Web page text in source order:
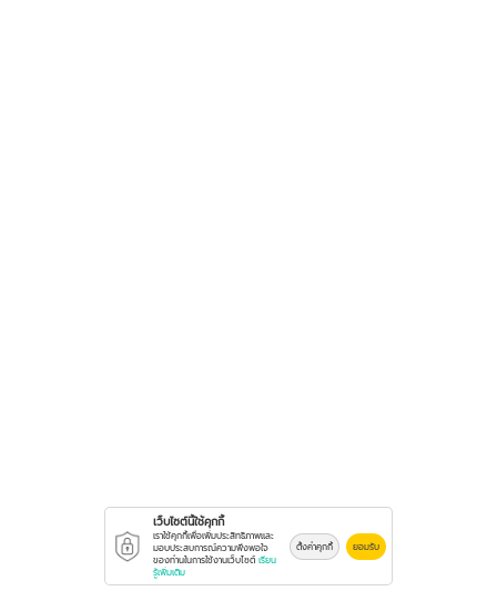
เว็บไซต์นี้ใช้คุกกี้
เราใช้คุกกี้เพื่อเพิ่มประสิทธิภาพและ
มอบประสบการณ์ความพึงพอใจ
ของท่านในการใช้งานเว็บไซต์ เรียน
รู้เพิ่มเติม
ตั้งค่าคุกกี้ ยอมรับ